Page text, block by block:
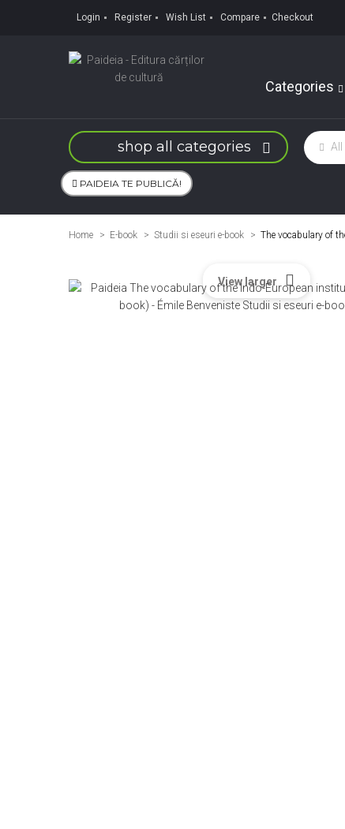
Login Register Wish List Compare Checkout
Categories
shop all categories
PAIDEIA TE PUBLICĂ!
Home E-book > Studii si eseuri e-book > The vocabulary of
View larger